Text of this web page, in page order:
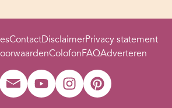
ContactDisclaimerPrivacy statement
ColofonFAQAdverteren